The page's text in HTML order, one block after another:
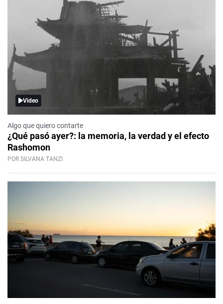
Video
Algo que quiero contarte
¿Qué pasó ayer?: la memoria, la verdad y el efecto
Rashomon
POR SILVANA TANZI